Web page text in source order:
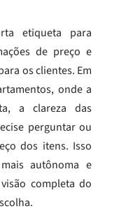
etiqueta para
de preço e
os clientes. Em
onde a
a clareza das
perguntar ou
dos itens. Isso
autônoma e
completa do